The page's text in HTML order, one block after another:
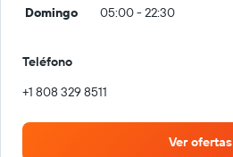
Domingo
05:00 - 22:30
Teléfono
+1 808 329 8511
Ver ofertas